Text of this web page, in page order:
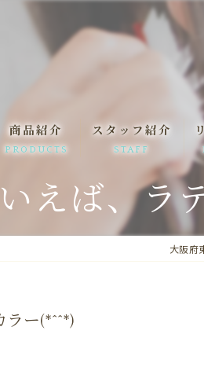
商品紹介
PRODUCTS
スタッフ紹介
STAFF
えば、ラ
大阪府
ー(*^^*)